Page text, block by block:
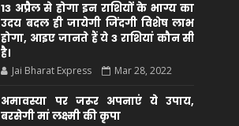
13 अप्रैल से होगा इन राशियों के भाग्य का
उदय बदल ही जायेगी जिंदगी विशेष लाभ
होगा, आइए जानते हैं ये 3 राशियां कौन सीं
है।
Jai Bharat Express Mar 28, 2022
अमावस्या पर जरूर अपनाएं ये उपाय,
बरसेगी मां लक्ष्मी की कृपा